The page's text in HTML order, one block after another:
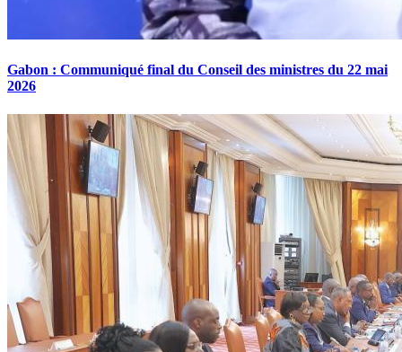
Gabon : Communiqué final du Conseil des ministres du 22 mai
2026